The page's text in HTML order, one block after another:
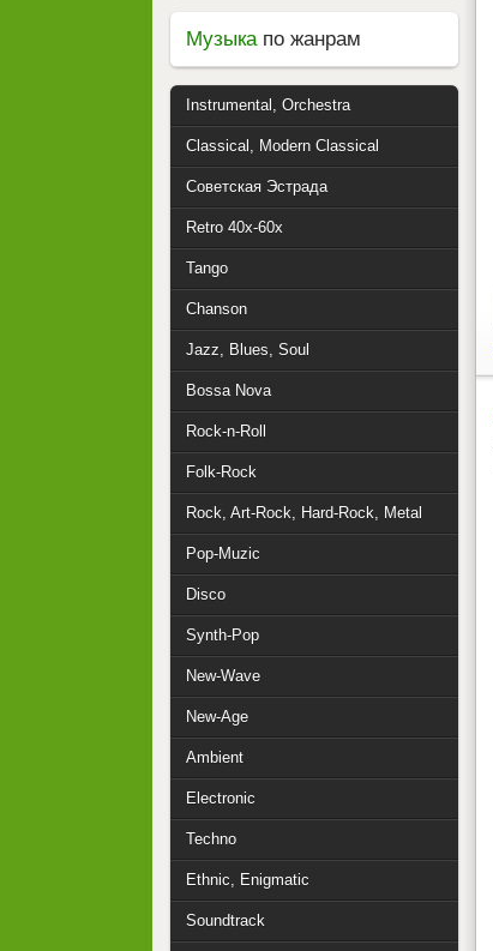
Музыкапо жанрам
Instrumental, Orchestra
Classical, Modern Classical
Советская Эстрада
Retro 40x-60x
Tango
Chanson
Jazz, Blues, Soul
Bossa Nova
Rock-n-Roll
Folk-Rock
Rock, Art-Rock, Hard-Rock, Metal
Pop-Muzic
Disco
Synth-Pop
New-Wave
New-Age
Ambient
Electronic
Techno
Ethnic, Enigmatic
Soundtrack